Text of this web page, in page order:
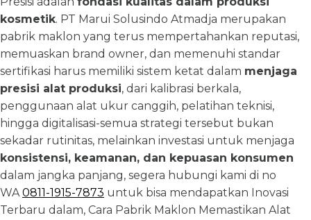
kosmetik. PT Marui Solusindo Atmadja merupakan
pabrik maklon yang terus mempertahankan reputasi,
memuaskan brand owner, dan memenuhi standar
sertifikasi harus memiliki sistem ketat dalam menjaga
presisi alat produksi, dari kalibrasi berkala,
penggunaan alat ukur canggih, pelatihan teknisi,
hingga digitalisasi-semua strategi tersebut bukan
sekadar rutinitas, melainkan investasi untuk menjaga
konsistensi, keamanan, dan kepuasan konsumen
dalam jangka panjang, segera hubungi kami di no
WA0811-1915-7873 untuk bisa mendapatkan Inovasi
Terbaru dalam, Cara Pabrik Maklon Memastikan Alat